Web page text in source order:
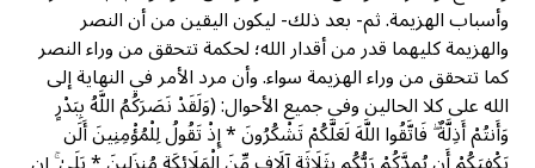
وأسباب الهزيمة. ثم- بعد ذلك- ليكون اليقين من أن النصر
والهزيمة كليهما قدر من أقدار الله؛ لحكمة تتحقق من وراء النصر
كما تتحقق من وراء الهزيمة سواء. وأن مرد الأمر في النهاية إلى
الله على كلا الحالين وفي جميع الأحوال: (وَلَقَدْ نَصَرَكُمُ اللَّهُ بِبَدْرٍ
وَأَنتُمْ أَذِلَّةٌ ۖ فَاتَّقُوا اللَّهَ لَعَلَّكُمْ تَشْكُرُونَ * إِذْ تَقُولُ لِلْمُؤْمِنِينَ أَلَن